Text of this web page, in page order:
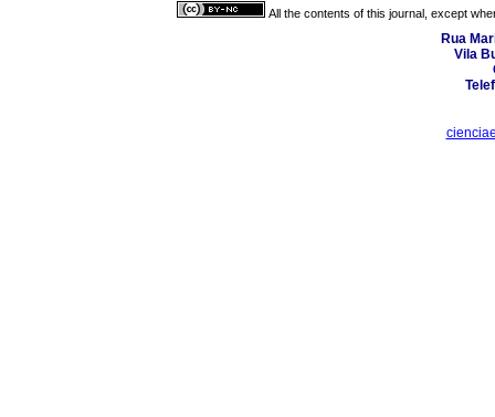
All the contents of this journal, except
Rua
Vila